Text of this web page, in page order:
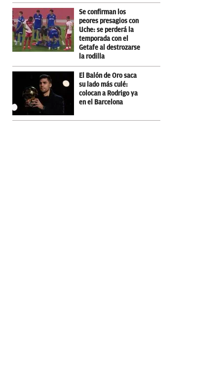
Se confirman los
peores presagios con
Uche: se perderá la
temporada con el
Getafe al destrozarse
la rodilla
El Balón de Oro saca
su lado más culé:
colocan a Rodrigo ya
en el Barcelona